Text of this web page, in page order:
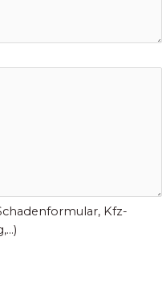
Kfz-